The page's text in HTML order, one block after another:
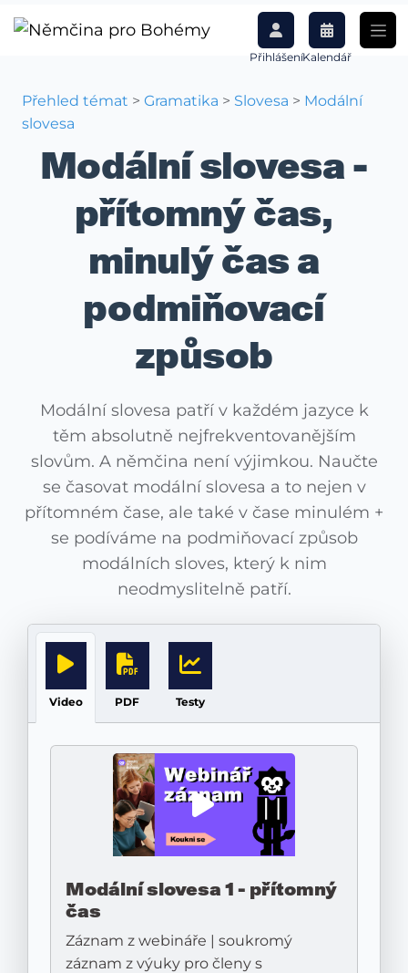
PřihlášeníKalendář
Přehled témat > Gramatika > Slovesa > Modální
slovesa
Modální slovesa -
přítomný čas,
minulý čas a
podmiňovací
způsob
Modální slovesa patří v každém jazyce k
těm absolutně nejfrekventovanějším
slovům. A němčina není výjimkou. Naučte
se časovat modální slovesa a to nejen v
přítomném čase, ale také v čase minulém +
se podíváme na podmiňovací způsob
modálních sloves, který k nim
neodmyslitelně patří.
Video PDF Testy
Modální slovesa 1 - přítomný
čas
Záznam z webináře | soukromý
záznam z výuky pro členy s